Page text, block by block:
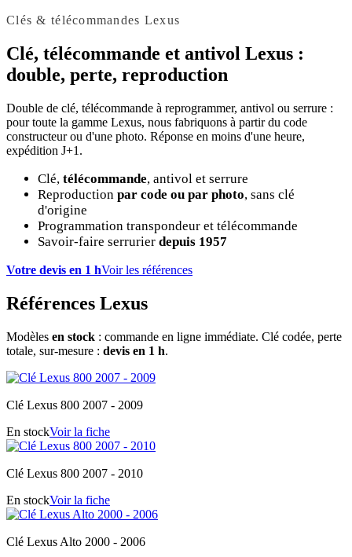
Clés & télécommandes Lexus
Clé, télécommande et antivol Lexus :
double, perte, reproduction
Double de clé, télécommande à reprogrammer, antivol ou serrure :
pour toute la gamme Lexus, nous fabriquons à partir du code
constructeur ou d'une photo. Réponse en moins d'une heure,
expédition J+1.
Clé, télécommande, antivol et serrure
Reproduction par code ou par photo, sans clé
d'origine
Programmation transpondeur et télécommande
Savoir-faire serrurier depuis 1957
Votre devis en 1 hVoir les références
Références Lexus
Modèles en stock : commande en ligne immédiate. Clé codée, perte
totale, sur-mesure : devis en 1 h.
Clé Lexus 800 2007 - 2009
En stockVoir la fiche
Clé Lexus 800 2007 - 2010
En stockVoir la fiche
Clé Lexus Alto 2000 - 2006